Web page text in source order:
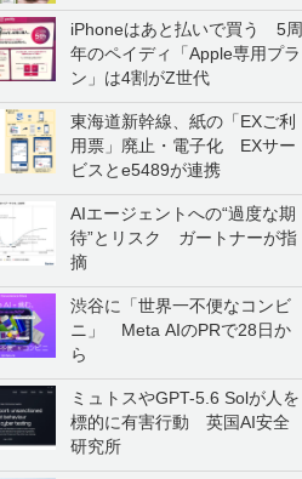
iPhoneはあと払いで買う 5周
年のペイディ「Apple専用プラ
ン」は4割がZ世代
東海道新幹線、紙の「EXご利
用票」廃止・電子化 EXサー
ビスとe5489が連携
AIエージェントへの“過度な期
待”とリスク ガートナーが指
摘
渋谷に「世界一不便なコンビ
ニ」 Meta AIのPRで28日か
ら
ミュトスやGPT-5.6 Solが人を
標的に有害行動 英国AI安全
研究所